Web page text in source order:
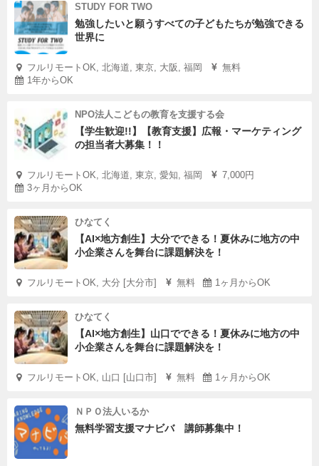
STUDY FOR TWO
勉強したいと願うすべての子どもたちが勉強できる
世界に
フルリモートOK, 北海道, 東京, 大阪, 福岡
無料
1年からOK
NPO法人こどもの教育を支援する会
【学生歓迎!!】【教育支援】広報・マーケティング
の担当者大募集！！
フルリモートOK, 北海道, 東京, 愛知, 福岡
7,000円
3ヶ月からOK
ひなてく
【AI×地方創生】大分でできる！夏休みに地方の中
小企業さんを舞台に課題解決を！
フルリモートOK, 大分 [大分市] 無料 1ヶ月からOK
ひなてく
【AI×地方創生】山口でできる！夏休みに地方の中
小企業さんを舞台に課題解決を！
フルリモートOK, 山口 [山口市] 無料 1ヶ月からOK
ＮＰＯ法人いるか
無料学習支援マナビバ 講師募集中！